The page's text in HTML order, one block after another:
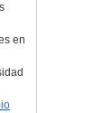
en